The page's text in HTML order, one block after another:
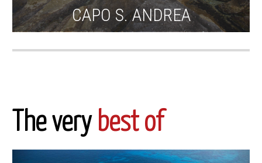
CAPO S. ANDREA
The very best of